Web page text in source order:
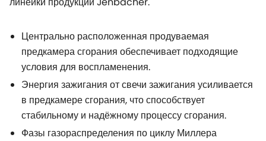
Центрально расположенная продуваемая
предкамера сгорания обеспечивает подходящие
условия для воспламенения.
Энергия зажигания от свечи зажигания усиливается
в предкамере сгорания, что способствует
стабильному и надёжному процессу сгорания.
Фазы газораспределения по циклу Миллера